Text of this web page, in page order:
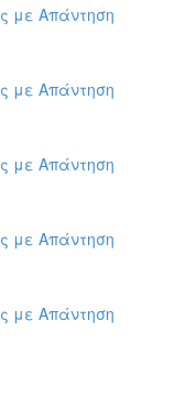
με Απάντηση
με Απάντηση
με Απάντηση
με Απάντηση
με Απάντηση